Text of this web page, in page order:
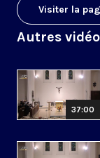
Visiter la
Autres
37:00